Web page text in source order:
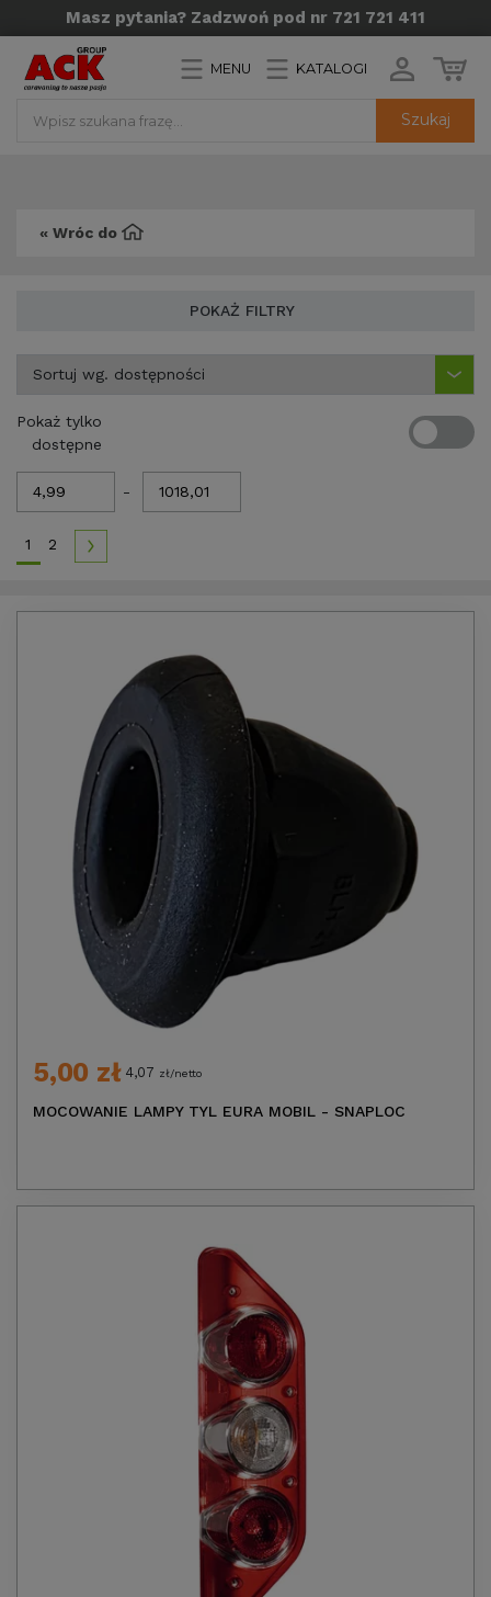
Masz pytania? Zadzwoń pod nr 721 721 411
Szukaj
MENU KATALOGI
« Wróc do
POKAŻ FILTRY
Pokaż tylko
dostępne
-
1 2
5,00 zł 4,07 zł/netto
MOCOWANIE LAMPY TYL EURA MOBIL - SNAPLOC